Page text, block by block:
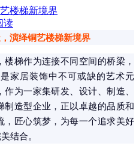
楼梯新境界
读
演绎铜艺楼梯新境界
梯作为连接不同空间的桥梁，
家居装饰中不可或缺的艺术元
为一家集研发、设计、制造、
造型企业，正以卓越的品质和
匠心筑梦，为每一个追求美好
结合。